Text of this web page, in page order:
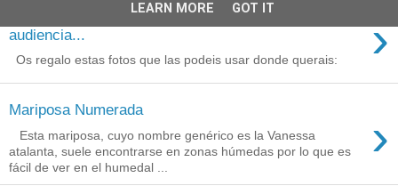
Agradecimientos a Ares por su
audiencia...
›
Os regalo estas fotos que las podeis usar donde querais:
Mariposa Numerada ›
Esta mariposa, cuyo nombre genérico es la Vanessa
atalanta, suele encontrarse en zonas húmedas por lo que es
fácil de ver en el humedal ...
LEARN MORE GOT IT